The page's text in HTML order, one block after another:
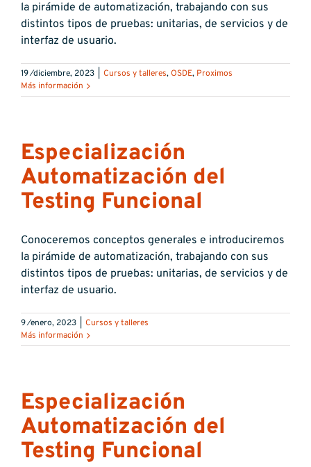
la pirámide de automatización, trabajando con sus
distintos tipos de pruebas: unitarias, de servicios y de
interfaz de usuario.
19 ⁄diciembre, 2023 Cursos y talleres,OSDE, Proximos
Más información
Especialización
Automatización del
Testing Funcional
Conoceremos conceptos generales e introduciremos
la pirámide de automatización, trabajando con sus
distintos tipos de pruebas: unitarias, de servicios y de
interfaz de usuario.
9 ⁄enero, 2023
Cursos y talleres
Más información
Especialización
Automatización del
Testing Funcional